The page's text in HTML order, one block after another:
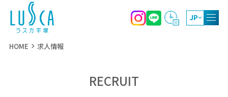
JP
HOME 求人情報
RECRUIT